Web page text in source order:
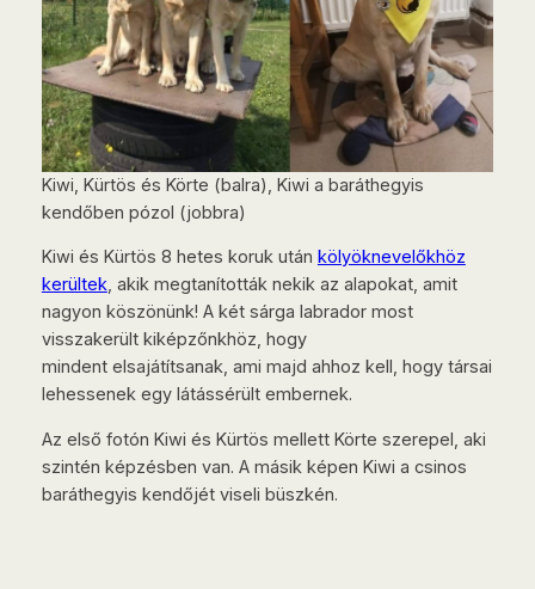
Kiwi, Kürtös és Körte (balra), Kiwi a baráthegyis
kendőben pózol (jobbra)
Kiwi és Kürtös 8 hetes koruk után kölyöknevelőkhöz
kerültek, akik megtanították nekik az alapokat, amit
nagyon köszönünk! A két sárga labrador most
visszakerült kiképzőnkhöz, hogy
mindent elsajátítsanak, ami majd ahhoz kell, hogy társai
lehessenek egy látássérült embernek.
Az első fotón Kiwi és Kürtös mellett Körte szerepel, aki
szintén képzésben van. A másik képen Kiwi a csinos
baráthegyis kendőjét viseli büszkén.